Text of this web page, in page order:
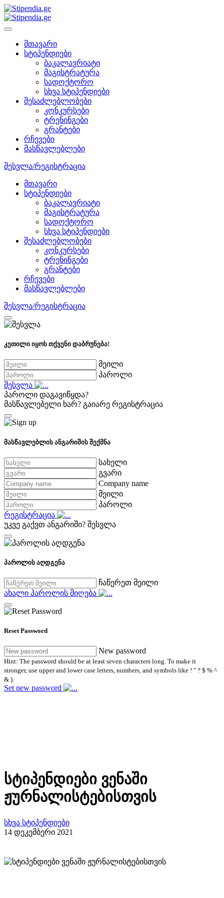
მთავარი
სტიპენდიები
ბაკალავრიატი
მაგისტრატურა
სადოქტორო
სხვა სტიპენდიები
შესაძლებლობები
კონკურსები
ტრენინგები
გრანტები
რჩევები
მასწავლებლები
შესვლა/რეგისტრაცია
მთავარი
სტიპენდიები
ბაკალავრიატი
მაგისტრატურა
სადოქტორო
სხვა სტიპენდიები
შესაძლებლობები
კონკურსები
ტრენინგები
გრანტები
რჩევები
მასწავლებლები
შესვლა/რეგისტრაცია
კეთილი იყოს თქვენი დაბრუნება!
მეილი
პაროლი
შესვლა
პაროლი დაგავიწყდა?
მასწავლებელი ხარ? გაიარე რეგისტრაცია
მასწავლებლის ანგარიშის შექმნა
სახელი
გვარი
Company name
მეილი
პაროლი
რეგისტრაცია
უკვე გაქვთ ანგარიში? შესვლა
პაროლის აღდგენა
ჩაწერეთ მეილი
ახალი პაროლის მიღება
Reset Password
New password
Hint: The password should be at least seven characters long. To make it
stronger, use upper and lower case letters, numbers, and symbols like ! " ? $ % ^
& ).
Set new password
სტიპენდიები ვენაში
ჟურნალისტებისთვის
სხვა სტიპენდიები
14 დეკემბერი 2021